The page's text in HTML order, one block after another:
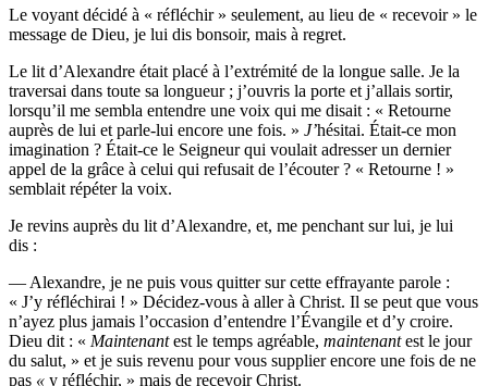
Le voyant décidé à « réfléchir » seulement, au lieu de « recevoir » le
message de Dieu, je lui dis bonsoir, mais à regret.
Le lit d’Alexandre était placé à l’extrémité de la longue salle. Je la
traversai dans toute sa longueur ; j’ouvris la porte et j’allais sortir,
lorsqu’il me sembla entendre une voix qui me disait : « Retourne
auprès de lui et parle-lui encore une fois. » J’hésitai. Était-ce mon
imagination ? Était-ce le Seigneur qui voulait adresser un dernier
appel de la grâce à celui qui refusait de l’écouter ? « Retourne ! »
semblait répéter la voix.
Je revins auprès du lit d’Alexandre, et, me penchant sur lui, je lui
dis :
— Alexandre, je ne puis vous quitter sur cette effrayante parole :
« J’y réfléchirai ! » Décidez-vous à aller à Christ. Il se peut que vous
n’ayez plus jamais l’occasion d’entendre l’Évangile et d’y croire.
Dieu dit : « Maintenantest le temps agréable, maintenantest le jour
du salut, » et je suis revenu pour vous supplier encore une fois de ne
pas « y réfléchir, » mais de recevoir Christ.